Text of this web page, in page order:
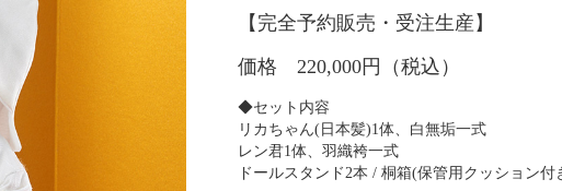
【完全予約販売・受注生産】
価格 220,000円（税込）
◆セット内容
リカちゃん(日本髪)1体、白無垢一式
レン君1体、羽織袴一式
ドールスタンド2本 / 桐箱(保管用クッション付